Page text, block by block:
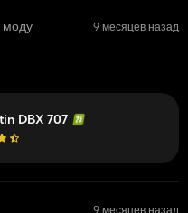
моду
9 месяцев назад
DBX 707
9 месяцев назад